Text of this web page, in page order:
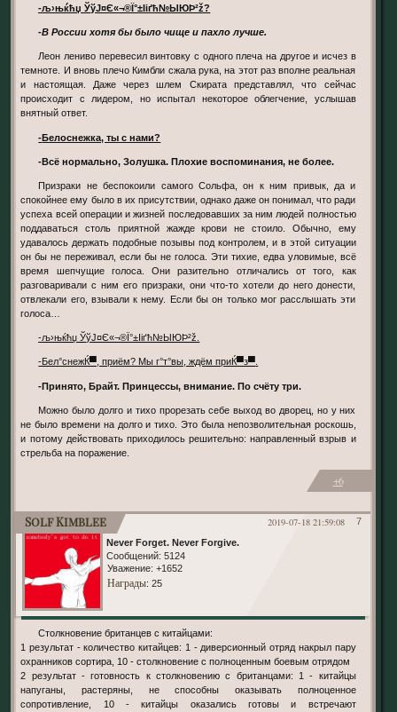
-љ›њќћџ ЎўЈ¤Є«¬­®Ї°±Ііґћ№ЫЮÞ²ž?
-В России хотя бы было чище и пахло лучше.
Леон лениво перевесил винтовку с одного плеча на другое и исчез в
темноте. И вновь плечо Кимбли сжала рука, на этот раз вполне реальная
и настоящая. Даже через шлем Скирата представлял, что сейчас
происходит с лидером, но испытал некоторое облегчение, услышав
внятный ответ.
-Белоснежка, ты с нами?
-Всё нормально, Золушка. Плохие воспоминания, не более.
Призраки не беспокоили самого Сольфа, он к ним привык, да и
спокойнее ему было в их присутствии, однако даже он понимал, что ради
успеха всей операции и жизней последовавших за ним людей полностью
поддаваться столь приятной жажде крови не стоило. Обычно, ему
удавалось держать подобные позывы под контролем, и в этой ситуации
он бы не переживал, если бы не голоса. Эти тихие, едва уловимые, всё
время шепчущие голоса. Они разительно отличались от того, как
разговаривали с ним его призраки, они что-то хотели до него донести,
отвлекали его, взывали к нему. Если бы он только мог расслышать эти
голоса…
-љ›њќћџ ЎўЈ¤Є«¬­®Ї°±Ііґћ№ЫЮÞ²ž.
-Бел°снежЌ▀, приём? Мы г°т°вы, ждём приЌ▀з▀
-Принято, Брайт. Принцессы, внимание. По счёту три.
Можно было долго и тихо прорезать себе выход во дворец, но у них
не было времени на долго и тихо. Это была непозволительная роскошь,
и потому действовать приходилось решительно: направленный взрыв и
стрельба на поражение.
+6
7
2019-07-18 21:59:08
Solf Kimblee
Never Forget. Never Forgive.
Сообщений: 5124
Уважение: +1652
Награды: 25
Столкновение британцев с китайцами:
1 результат - количество китайцев: 1 - диверсионный отряд накрыл пару
охранников сортира, 10 - столкновение с полноценным боевым отрядом
2 результат - готовность к столкновению с британцами: 1 - китайцы
напуганы, растеряны, не способны оказывать полноценное
сопротивление, 10 - китайцы оказались готовы и встречают